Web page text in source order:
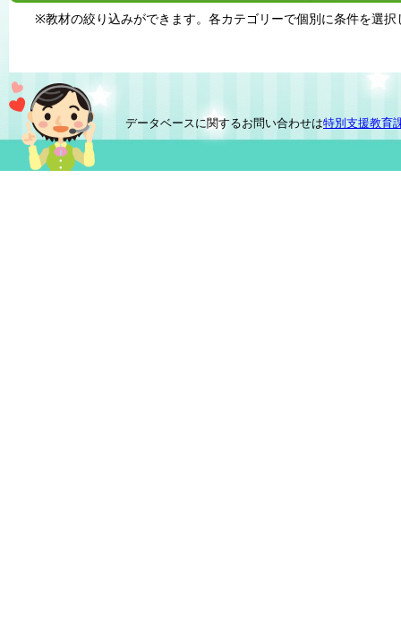
※教材の絞り込みができます。各カテゴリーで個別に条件を選択
データベースに関するお問い合わせは特別支援教育